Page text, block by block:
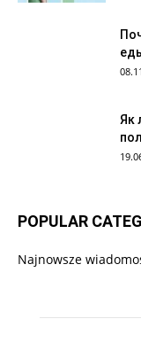
Як
POPULAR
Najnowsze